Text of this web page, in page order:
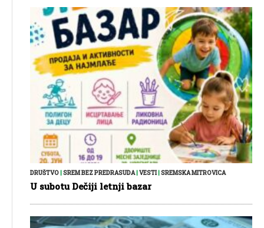
DRUŠTVO SREM BEZ PREDRASUDA| VESTI| SREMSKA MITROVICA
U subotu Dečiji letnji bazar